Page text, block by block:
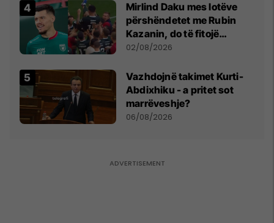
Mirlind Daku mes lotëve
përshëndetet me Rubin
Kazanin, do të fitojë
miliona te Spartak Moska
02/08/2026
Vazhdojnë takimet Kurti-
Abdixhiku - a pritet sot
marrëveshje?
06/08/2026